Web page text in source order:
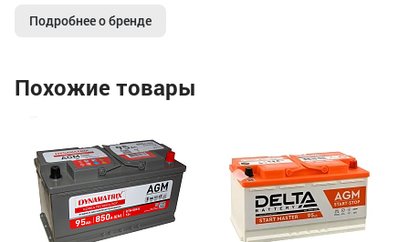
Подробнее о бренде
Похожие товары